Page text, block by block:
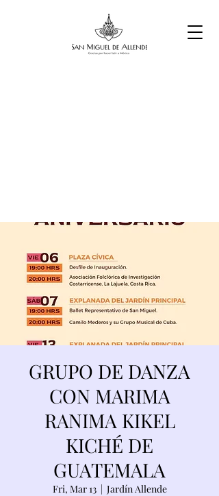
GRUPO DE DANZA
CON MARIMA
RANIMA KIKEL
KICHÉ DE
GUATEMALA
Fri, Mar 13
  |
Jardín Allende